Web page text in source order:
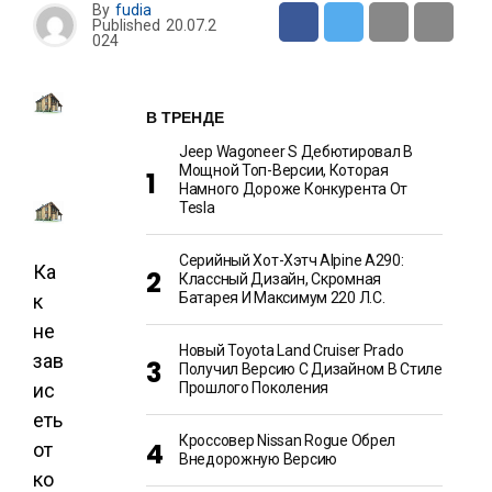
By fudia
Published 20.07.2
024
Ка
к
не
зав
ис
еть
от
ко
В ТРЕНДЕ
Jeep Wagoneer S Дебютировал В
Мощной Топ-Версии, Которая
Намного Дороже Конкурента От
Tesla
Серийный Хот-Хэтч Alpine A290:
Классный Дизайн, Скромная
Батарея И Максимум 220 Л.с.
Новый Toyota Land Cruiser Prado
Получил Версию С Дизайном В Стиле
Прошлого Поколения
Кроссовер Nissan Rogue Обрел
Внедорожную Версию